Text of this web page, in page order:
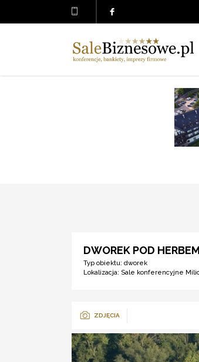
DWOREK POD
Typ obiektu: dworek
Lokalizacja: Sale konferencyjne
ZDJĘCIA